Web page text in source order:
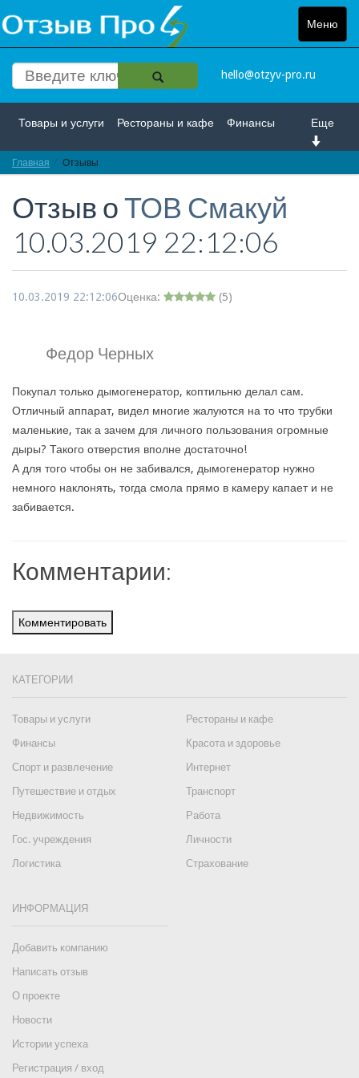
Меню
Toggle
hello@otzyv-pro.ru
Еще
Товары и услуги Рестораны и кафе Финансы
Красота и здоровье
Интернет Путешествие и отдых Транспорт
Недвижимость Работа Гос. учреждения
Главная Отзывы
Отзыв оТОВ Смакуй
10.03.2019 22:12:06
10.03.2019 22:12:06Оценка: (5)
Федор Черных
Покупал только дымогенератор, коптильню делал сам.
Отличный аппарат, видел многие жалуются на то что трубки
маленькие, так а зачем для личного пользования огромные
дыры? Такого отверстия вполне достаточно!
А для того чтобы он не забивался, дымогенератор нужно
немного наклонять, тогда смола прямо в камеру капает и не
забивается.
Комментарии:
Комментировать
КАТЕГОРИИ
Товары и услуги
Рестораны и кафе
Финансы
Красота и здоровье
Спорт и развлечение
Интернет
Путешествие и отдых
Транспорт
Недвижимость
Работа
Гос. учреждения
Личности
Логистика
Страхование
ИНФОРМАЦИЯ
Добавить компанию
Написать отзыв
О проекте
Новости
Истории успеха
Регистрация / вход